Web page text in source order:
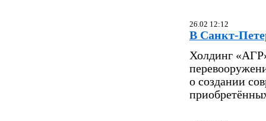
26.02 12:12
В Санкт-
Холдинг
о создании